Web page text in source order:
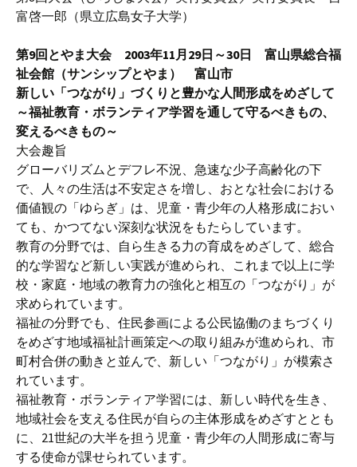
富啓一郎（県立広島女子大学）
第9回とやま大会 2003年11月29日～30日 富山県総合福
祉会館（サンシップとやま） 富山市
新しい「つながり」づくりと豊かな人間形成をめざして
～福祉教育・ボランティア学習を通して守るべきもの、
変えるべきもの～
大会趣旨
グローバリズムとデフレ不況、急速な少子高齢化の下
で、人々の生活は不安定さを増し、おとな社会における
価値観の「ゆらぎ」は、児童・青少年の人格形成におい
ても、かつてない深刻な状況をもたらしています。
教育の分野では、自ら生きる力の育成をめざして、総合
的な学習など新しい実践が進められ、これまで以上に学
校・家庭・地域の教育力の強化と相互の「つながり」が
求められています。
福祉の分野でも、住民参画による公民協働のまちづくり
をめざす地域福祉計画策定への取り組みが進められ、市
町村合併の動きと並んで、新しい「つながり」が模索さ
れています。
福祉教育・ボランティア学習には、新しい時代を生き、
地域社会を支える住民が自らの主体形成をめざすととも
に、21世紀の大半を担う児童・青少年の人間形成に寄与
する使命が課せられています。